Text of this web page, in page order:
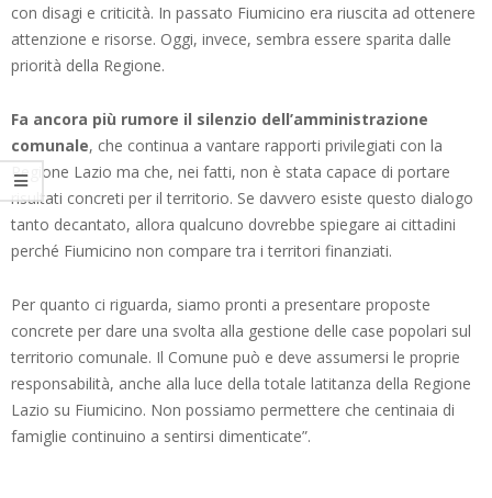
con disagi e criticità. In passato Fiumicino era riuscita ad ottenere
attenzione e risorse. Oggi, invece, sembra essere sparita dalle
priorità della Regione.
Fa ancora più rumore il silenzio dell’amministrazione
comunale, che continua a vantare rapporti privilegiati con la
Regione Lazio ma che, nei fatti, non è stata capace di portare
risultati concreti per il territorio. Se davvero esiste questo dialogo
tanto decantato, allora qualcuno dovrebbe spiegare ai cittadini
perché Fiumicino non compare tra i territori finanziati.
Per quanto ci riguarda, siamo pronti a presentare proposte
concrete per dare una svolta alla gestione delle case popolari sul
territorio comunale. Il Comune può e deve assumersi le proprie
responsabilità, anche alla luce della totale latitanza della Regione
Lazio su Fiumicino. Non possiamo permettere che centinaia di
famiglie continuino a sentirsi dimenticate”.